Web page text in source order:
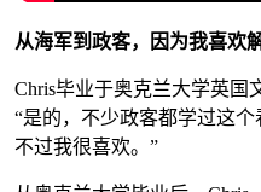
从海军到政客，因为我喜欢
Chris毕业于奥克兰大学英国
“是的，不少政客都学过这个
不过我很喜欢。”